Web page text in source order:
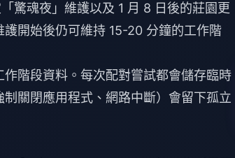
魂夜」維護以及 1 月 8 日後的莊園更
開始後仍可維持 15-20 分鐘的工作階
階段資料。每次配對嘗試都會儲存臨時
關閉應用程式、網路中斷）會留下孤立